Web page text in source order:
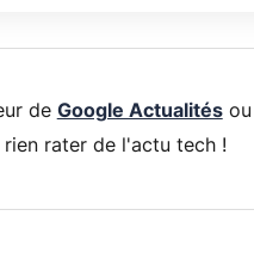
de Google Actualitésou
rater de l'actu tech !